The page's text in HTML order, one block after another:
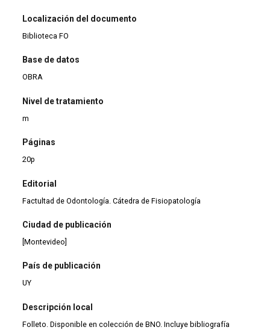
Localización del documento
Biblioteca FO
Base de datos
OBRA
Nivel de tratamiento
m
Páginas
20p
Editorial
Factultad de Odontología. Cátedra de Fisiopatología
Ciudad de publicación
[Montevideo]
País de publicación
UY
Descripción local
Folleto. Disponible en colección de BNO. Incluye bibliografía